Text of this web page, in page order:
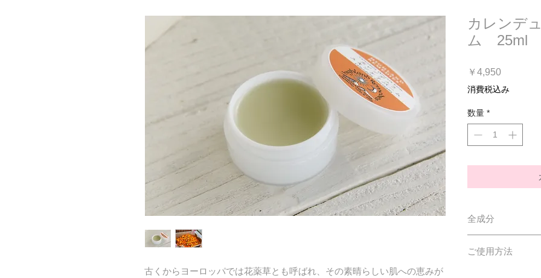
古くからヨーロッパでは花薬草とも呼ばれ、その素晴らしい肌への恵みが
カレンデ
ム 25ml
￥4,950価
格
消費税込み
数量 *
全成分
キ油、ミツロウ、
ご使用方法